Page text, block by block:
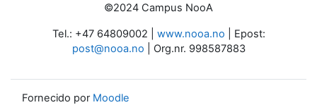
©2024 Campus NooA
Tel.: +47 64809002 | www.nooa.no | Epost:
post@nooa.no | Org.nr. 998587883
Fornecido por Moodle